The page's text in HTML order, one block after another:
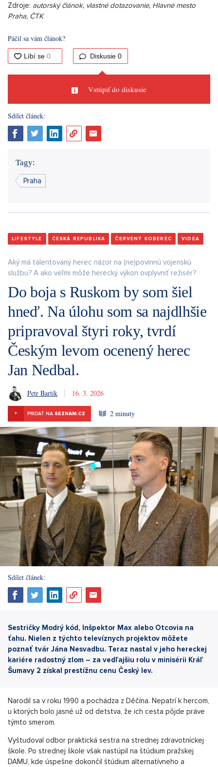
Zdroje: autorský článok, vlastné dotazovanie, Hlavné mesto
Praha, ČTK
Páčil sa vám článok?
Diskusie 0
Vstúpiť do diskusie
Sdílet článek:
Tagy:
Praha
LIFESTYLE ČESKÁ REPUBLIKA ČERVENÝ KOBEREC VIDEA
Aký má talentovaný herec názor na (ne)povinnú vojenskú
službu? A ako veľmi môže herecký výkon ovplyvniť režisér?
Do boja s Ruskom by som šiel
hneď. Na úlohu som sa najdlhšie
pripravoval štyri roky, tvrdí
Českým levom ocenený herec
Jan Nedbal.
Petr Bartík 16. 3. 2026
+ PRIDAŤ NA SEZNAM.CZ 2 minuty
Sdílet článek:
Sestričky Modrý kód, Inšpektor Max alebo Otcovia na
ťahu. Nielen z týchto televíznych projektov môžete
poznať tvár Jána Nesvadbu. Teraz nastal v jeho hereckej
kariére radostný zlom – za vedľajšiu rolu v minisérii Kráľ
Šumavy 2 získal prestížnu cenu Český lev.
Narodil sa v roku 1990 a pochádza z Děčína. Nepatrí k hercom,
u ktorých bolo jasné už od detstva, že ich cesta pôjde práve
týmto smerom.
Vyštudoval odbor praktická sestra na strednej zdravotníckej
škole. Po strednej škole však nastúpil na štúdium pražskej
DAMU, kde úspešne dokončil štúdium alternatívneho a